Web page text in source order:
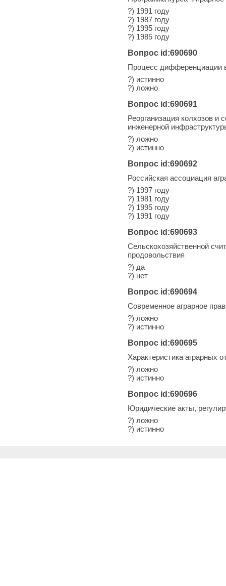
?) 1991 году
?) 1987 году
?) 1995 году
?) 1985 году
Вопрос id:690690
Процесс дифференциации
?) истинно
?) ложно
Вопрос id:690691
Реорганизация колхозов и
инженерной
?) ложно
?) истинно
Вопрос id:690692
Российская ассоциация
?) 1997 году
?) 1981 году
?) 1995 году
?) 1991 году
Вопрос id:690693
Сельскохозяйственной
продовольствия
?) да
?) нет
Вопрос id:690694
Современное аграрное
?) ложно
?) истинно
Вопрос id:690695
Характеристика аграрных
?) ложно
?) истинно
Вопрос id:690696
Юридические акты,
?) ложно
?) истинно